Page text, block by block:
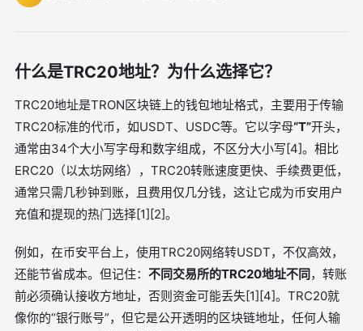
什么是TRC20地址？为什么选择它？
TRC20地址是TRON区块链上的钱包地址格式，主要用于传输
TRC20标准的代币，如USDT、USDC等。它以字母“T”开头，
通常由34个大小写字母和数字组成，不区分大小写[4]。相比
ERC20（以太坊网络），TRC20转账速度更快、手续费更低，
通常只需几秒钟到账，且费用仅几分钱，这让它成为币安用户
充值和提现的热门选择[1][2]。
例如，在币安平台上，使用TRC20网络转USDT，不仅高效，
还能节省成本。但记住： 不同交易所的TRC20地址不同，转账
前必须确认接收方地址，否则资金可能丢失[1][4]。TRC20就
像你的“银行账号”，但它是公开透明的区块链地址，任何人输